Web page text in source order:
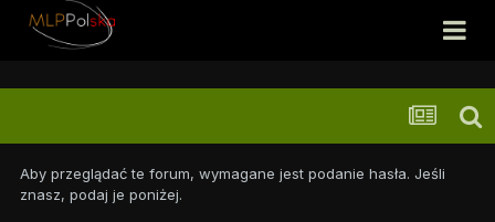
Aby przeglądać te forum, wymagane jest podanie hasła. Jeśli
znasz, podaj je poniżej.